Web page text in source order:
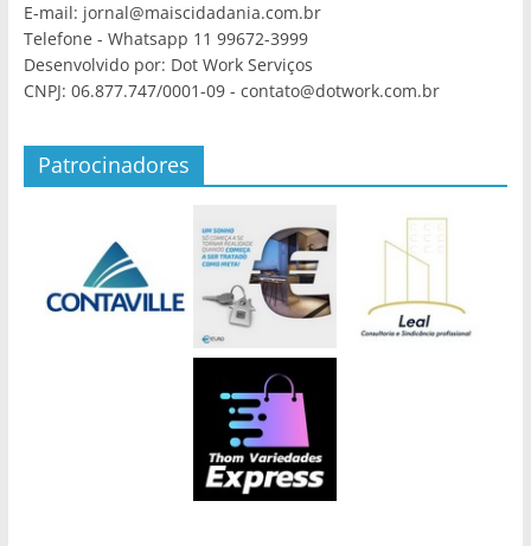
E-mail: jornal@maiscidadania.com.br
Telefone - Whatsapp 11 99672-3999
Desenvolvido por: Dot Work Serviços
CNPJ: 06.877.747/0001-09 - contato@dotwork.com.br
Patrocinadores